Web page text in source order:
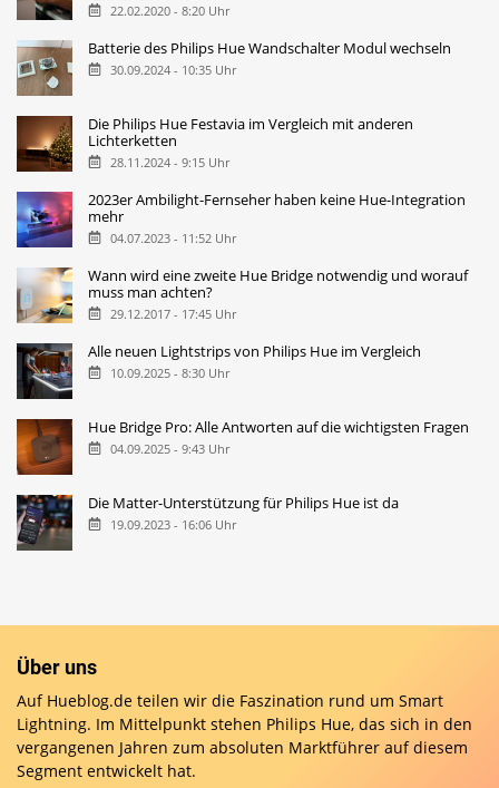
22.02.2020 - 8:20 Uhr
Batterie des Philips Hue Wandschalter Modul wechseln
30.09.2024 - 10:35 Uhr
Die Philips Hue Festavia im Vergleich mit anderen
Lichterketten
28.11.2024 - 9:15 Uhr
2023er Ambilight-Fernseher haben keine Hue-Integration
mehr
04.07.2023 - 11:52 Uhr
Wann wird eine zweite Hue Bridge notwendig und worauf
muss man achten?
29.12.2017 - 17:45 Uhr
Alle neuen Lightstrips von Philips Hue im Vergleich
10.09.2025 - 8:30 Uhr
Hue Bridge Pro: Alle Antworten auf die wichtigsten Fragen
04.09.2025 - 9:43 Uhr
Die Matter-Unterstützung für Philips Hue ist da
19.09.2023 - 16:06 Uhr
Über uns
Auf Hueblog.de teilen wir die Faszination rund um Smart
Lightning. Im Mittelpunkt stehen Philips Hue, das sich in den
vergangenen Jahren zum absoluten Marktführer auf diesem
Segment entwickelt hat.